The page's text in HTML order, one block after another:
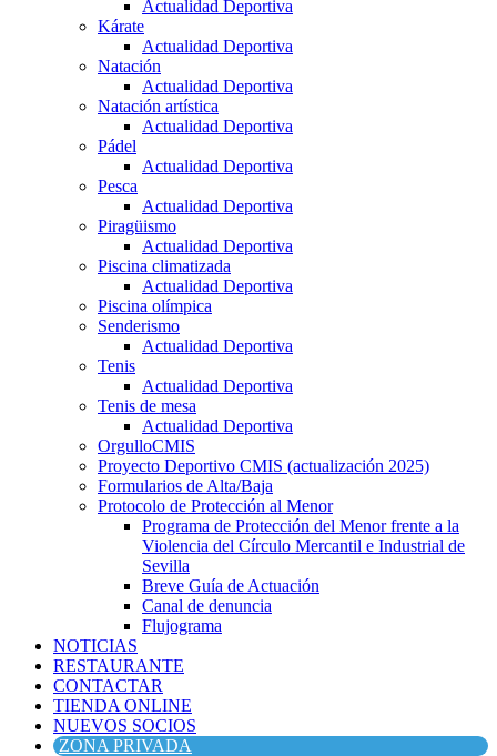
Actualidad Deportiva
Kárate
Actualidad Deportiva
Natación
Actualidad Deportiva
Natación artística
Actualidad Deportiva
Pádel
Actualidad Deportiva
Pesca
Actualidad Deportiva
Piragüismo
Actualidad Deportiva
Piscina climatizada
Actualidad Deportiva
Piscina olímpica
Senderismo
Actualidad Deportiva
Tenis
Actualidad Deportiva
Tenis de mesa
Actualidad Deportiva
OrgulloCMIS
Proyecto Deportivo CMIS (actualización 2025)
Formularios de Alta/Baja
Protocolo de Protección al Menor
Programa de Protección del Menor frente a la
Violencia del Círculo Mercantil e Industrial de
Sevilla
Breve Guía de Actuación
Canal de denuncia
Flujograma
NOTICIAS
RESTAURANTE
CONTACTAR
TIENDA ONLINE
NUEVOS SOCIOS
ZONA PRIVADA